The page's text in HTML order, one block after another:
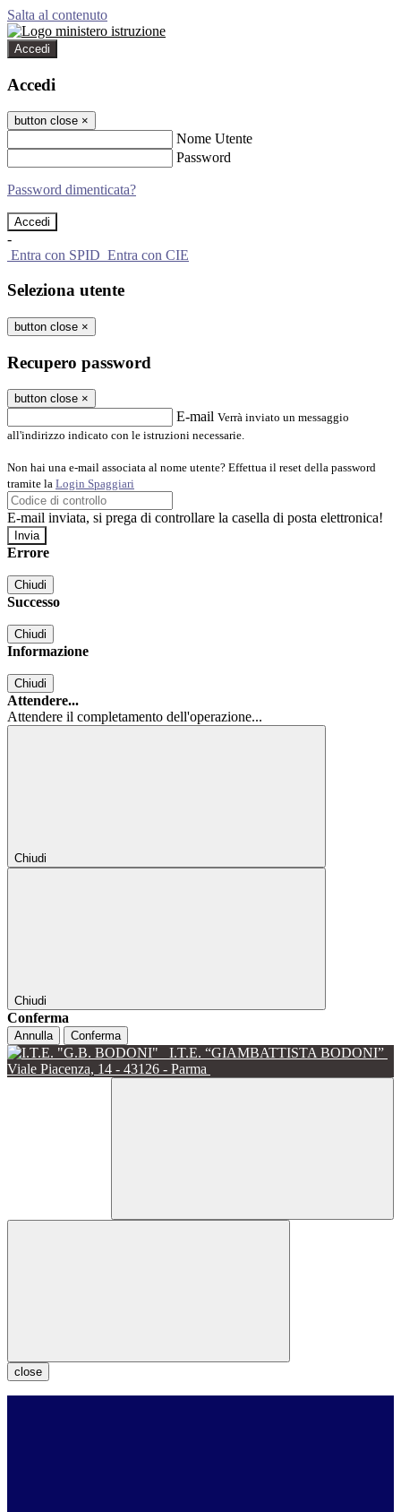
Salta al contenuto
Accedi
Accedi
button close ×
Nome Utente
Password
Password dimenticata?
-
Entra con SPID Entra con CIE
Seleziona utente
button close ×
Recupero password
button close ×
E-mail Verrà inviato un messaggio
all'indirizzo indicato con le istruzioni necessarie.
Non hai una e-mail associata al nome utente? Effettua il reset della password
tramite la Login Spaggiari
E-mail inviata, si prega di controllare la casella di posta elettronica!
Errore
Chiudi
Successo
Chiudi
Informazione
Chiudi
Attendere...
Attendere il completamento dell'operazione...
Chiudi
Chiudi
Conferma
Annulla Conferma
I.T.E. “GIAMBATTISTA BODONI”
Viale Piacenza, 14 - 43126 - Parma
close